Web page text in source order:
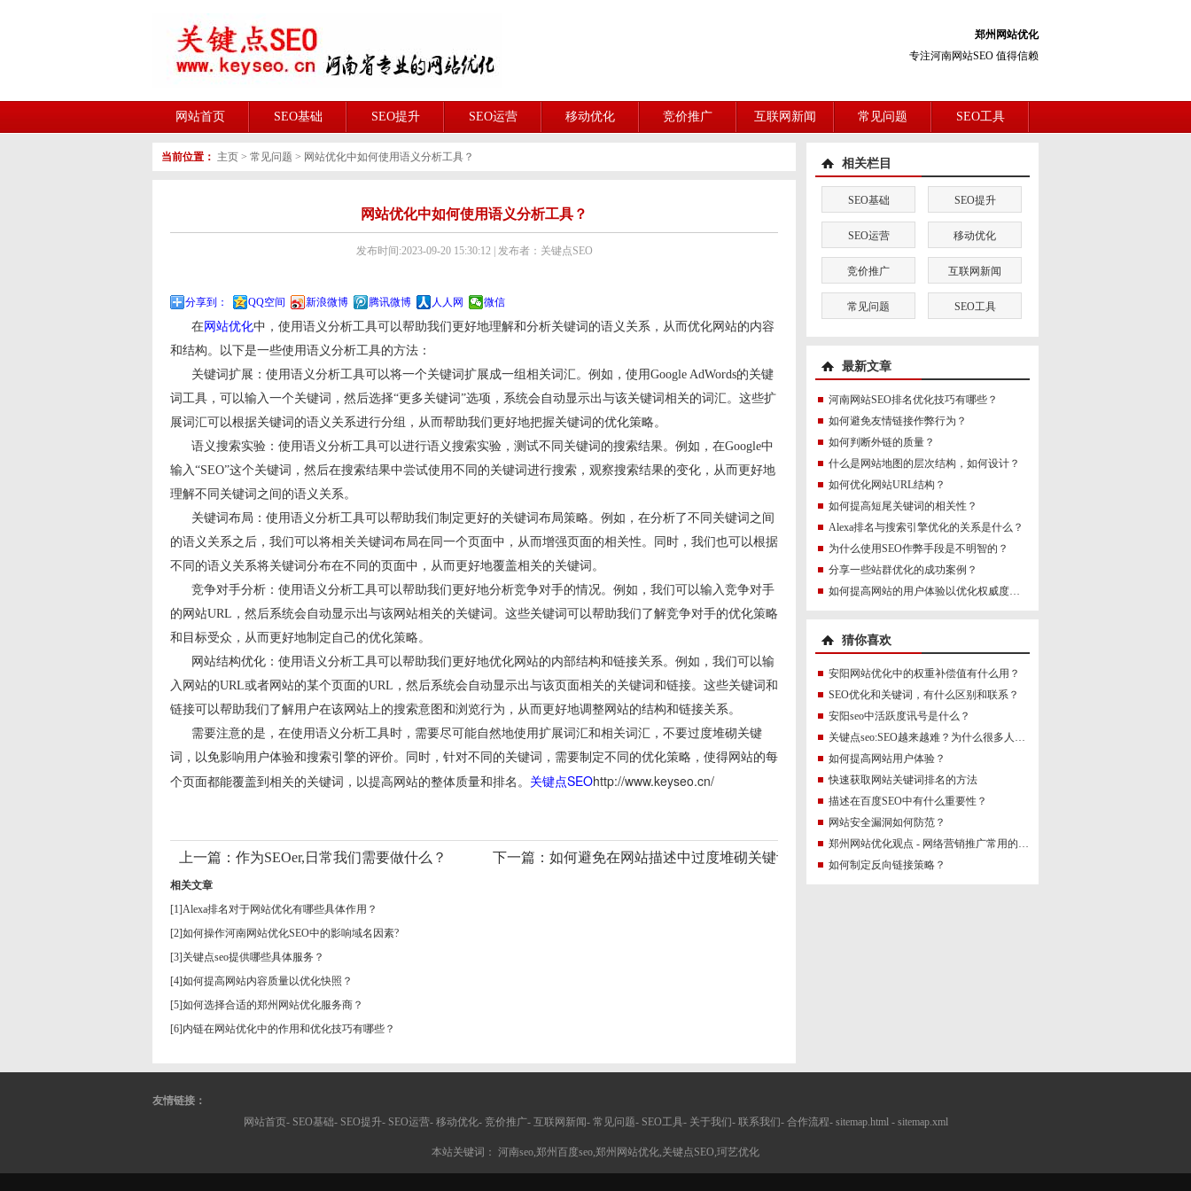
郑州网站优化
专注河南网站SEO 值得信赖
网站首页 SEO基础 SEO提升 SEO运营 移动优化 竞价推广 互联网新闻 常见问题 SEO工具
当前位置： 主页 > 常见问题 > 网站优化中如何使用语义分析工具？
网站优化中如何使用语义分析工具？
发布时间:2023-09-20 15:30:12 | 发布者：关键点SEO
分享到： QQ空间 新浪微博 腾讯微博 人人网 微信
在网站优化中，使用语义分析工具可以帮助我们更好地理解和分析关键词的语义关系，从而优化网站的内容
和结构。以下是一些使用语义分析工具的方法：
关键词扩展：使用语义分析工具可以将一个关键词扩展成一组相关词汇。例如，使用Google AdWords的关键
词工具，可以输入一个关键词，然后选择“更多关键词”选项，系统会自动显示出与该关键词相关的词汇。这些扩
展词汇可以根据关键词的语义关系进行分组，从而帮助我们更好地把握关键词的优化策略。
语义搜索实验：使用语义分析工具可以进行语义搜索实验，测试不同关键词的搜索结果。例如，在Google中
输入“SEO”这个关键词，然后在搜索结果中尝试使用不同的关键词进行搜索，观察搜索结果的变化，从而更好地
理解不同关键词之间的语义关系。
关键词布局：使用语义分析工具可以帮助我们制定更好的关键词布局策略。例如，在分析了不同关键词之间
的语义关系之后，我们可以将相关关键词布局在同一个页面中，从而增强页面的相关性。同时，我们也可以根据
不同的语义关系将关键词分布在不同的页面中，从而更好地覆盖相关的关键词。
竞争对手分析：使用语义分析工具可以帮助我们更好地分析竞争对手的情况。例如，我们可以输入竞争对手
的网站URL，然后系统会自动显示出与该网站相关的关键词。这些关键词可以帮助我们了解竞争对手的优化策略
和目标受众，从而更好地制定自己的优化策略。
网站结构优化：使用语义分析工具可以帮助我们更好地优化网站的内部结构和链接关系。例如，我们可以输
入网站的URL或者网站的某个页面的URL，然后系统会自动显示出与该页面相关的关键词和链接。这些关键词和
链接可以帮助我们了解用户在该网站上的搜索意图和浏览行为，从而更好地调整网站的结构和链接关系。
需要注意的是，在使用语义分析工具时，需要尽可能自然地使用扩展词汇和相关词汇，不要过度堆砌关键
词，以免影响用户体验和搜索引擎的评价。同时，针对不同的关键词，需要制定不同的优化策略，使得网站的每
个页面都能覆盖到相关的关键词，以提高网站的整体质量和排名。 关键点SEOhttp://www.keyseo.cn/
上一篇： 作为SEOer,日常我们需要做什么？ 下一篇： 如何避免在网站描述中过度堆砌关键词？
相关文章
[1]Alexa排名对于网站优化有哪些具体作用？
[2]如何操作河南网站优化SEO中的影响域名因素?
[3]关键点seo提供哪些具体服务？
[4]如何提高网站内容质量以优化快照？
[5]如何选择合适的郑州网站优化服务商？
[6]内链在网站优化中的作用和优化技巧有哪些？
相关栏目
SEO基础 SEO提升
SEO运营 移动优化
竞价推广 互联网新闻
常见问题 SEO工具
最新文章
河南网站SEO排名优化技巧有哪些？
如何避免友情链接作弊行为？
如何判断外链的质量？
什么是网站地图的层次结构，如何设计？
如何优化网站URL结构？
如何提高短尾关键词的相关性？
Alexa排名与搜索引擎优化的关系是什么？
为什么使用SEO作弊手段是不明智的？
分享一些站群优化的成功案例？
如何提高网站的用户体验以优化权威度讯号？
猜你喜欢
安阳网站优化中的权重补偿值有什么用？
SEO优化和关键词，有什么区别和联系？
安阳seo中活跃度讯号是什么？
关键点seo:SEO越来越难？为什么很多人坚持不下去了？
如何提高网站用户体验？
快速获取网站关键词排名的方法
描述在百度SEO中有什么重要性？
网站安全漏洞如何防范？
郑州网站优化观点 - 网络营销推广常用的十三种
如何制定反向链接策略？
友情链接：
网站首页- SEO基础- SEO提升- SEO运营- 移动优化- 竞价推广- 互联网新闻- 常见问题- SEO工具- 关于我们- 联系我们- 合作流程- sitemap.html- sitemap.xml
本站关键词： 河南seo,郑州百度seo,郑州网站优化,关键点SEO,珂艺优化